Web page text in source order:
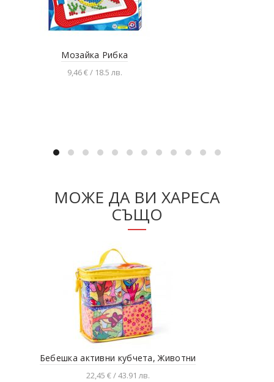
Мозайка Рибка
9,46 € / 18.5 лв.
МОЖЕ ДА ВИ ХАРЕСА
СЪЩО
Бебешка активни кубчета, Животни
22,45 € / 43.91 лв.